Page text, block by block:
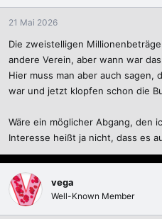
e
r
t
21 Mai 2026
Die zweistelligen
andere Verein, aber wann war
Hier muss man aber auch sagen,
war und jetzt klopfen schon die
Wäre ein möglicher Abgang, den
Interesse heißt ja nicht, dass es
vega
Well-Known Member